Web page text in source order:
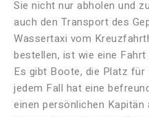
Sie nicht nur abholen und
auch den Transport des
Wassertaxi vom
bestellen, ist wie eine
Es gibt Boote, die Platz für
jedem Fall hat eine
einen persönlichen